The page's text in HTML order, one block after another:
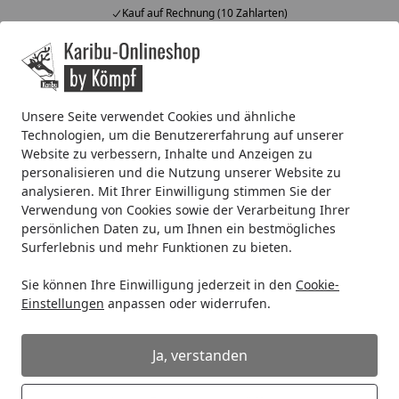
Unsere Seite verwendet Cookies und ähnliche
Technologien, um die Benutzererfahrung auf unserer
Website zu verbessern, Inhalte und Anzeigen zu
personalisieren und die Nutzung unserer Website zu
analysieren. Mit Ihrer Einwilligung stimmen Sie der
Verwendung von Cookies sowie der Verarbeitung Ihrer
persönlichen Daten zu, um Ihnen ein bestmögliches
Surferlebnis und mehr Funktionen zu bieten.
Sie können Ihre Einwilligung jederzeit in den Cookie-
Einstellungen anpassen oder widerrufen.
Ja, verstanden
Kauf auf Rechnung (10 Zahlarten)
Alle Produkte
Mein Konto
Startseite
Wellness Zubehör für Saunen Saunaausstattung
Karibu Pflegebox - für den
Innenbereich von Saunen
(1 Bewertung)